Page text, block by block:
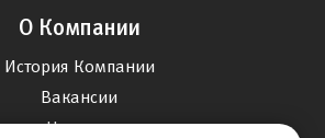
О Компании
История Компании
Вакансии
Новости